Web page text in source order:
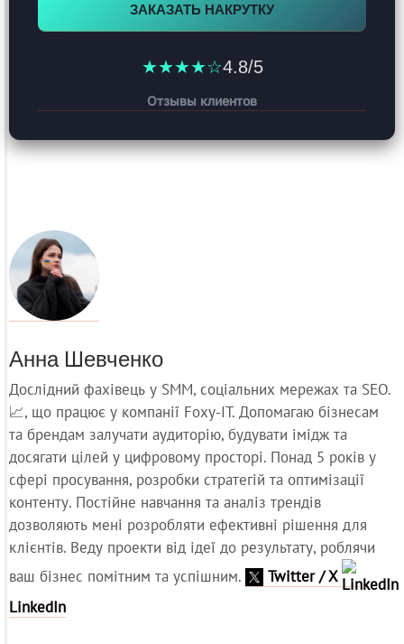
ЗАКАЗАТЬ НАКРУТКУ
★★★★☆4.8/5
Отзывы клиентов
Анна Шевченко
Дослідний фахівець у SMM, соціальних мережах та SEO.
📈, що працює у компанії Foxy-IT. Допомагаю бізнесам
та брендам залучати аудиторію, будувати імідж та
досягати цілей у цифровому просторі. Понад 5 років у
сфері просування, розробки стратегій та оптимізації
контенту. Постійне навчання та аналіз трендів
дозволяють мені розробляти ефективні рішення для
клієнтів. Веду проекти від ідеї до результату, роблячи
ваш бізнес помітним та успішним.
Twitter / X
LinkedIn